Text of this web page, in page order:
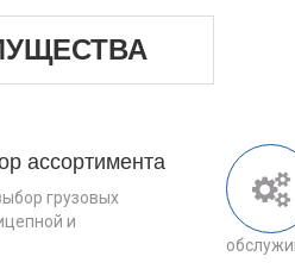
ассортимента
грузовых
и